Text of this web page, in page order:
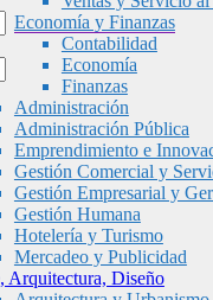
Economía y Finanzas
Contabilidad
Economía
Finanzas
Administración
Administración Pública
Emprendimiento e
Gestión Comercial y
Gestión Empresarial y
Gestión Humana
Hotelería y Turismo
Mercadeo y Publicidad
Arquitectura, Diseño